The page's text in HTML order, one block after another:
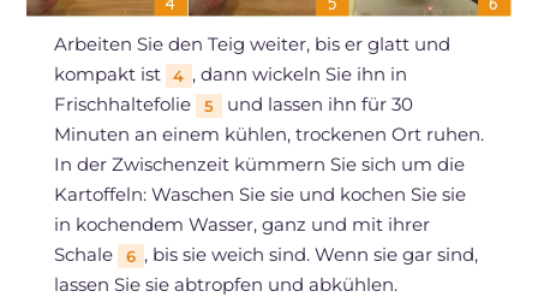
Arbeiten Sie den Teig weiter, bis er glatt und
kompakt ist
4 , dann wickeln Sie ihn in
Frischhaltefolie
5
und lassen ihn für 30
Minuten an einem kühlen, trockenen Ort ruhen.
In der Zwischenzeit kümmern Sie sich um die
Kartoffeln: Waschen Sie sie und kochen Sie sie
in kochendem Wasser, ganz und mit ihrer
Schale
6 , bis sie weich sind. Wenn sie gar sind,
lassen Sie sie abtropfen und abkühlen.